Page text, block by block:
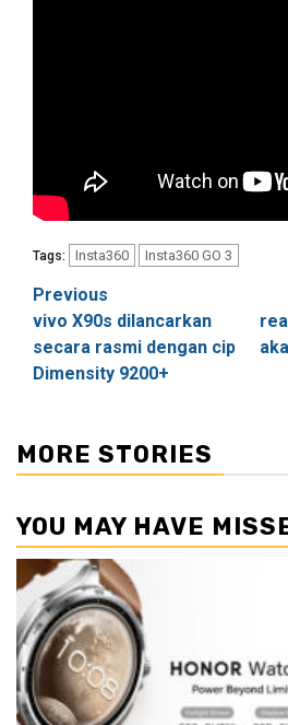
Tags: Insta360 Insta360 GO 3
Post
navigation
Previous
vivo X90s dilancarkan
secara rasmi dengan cip
Dimensity 9200+
MORE STORIES
YOU MAY HAVE